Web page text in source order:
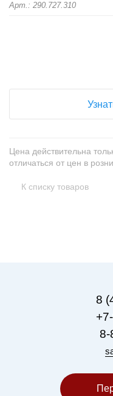
Арт.: 290.727.310
Цена действительна
отличаться от цен в
К списку товаров
8
8-